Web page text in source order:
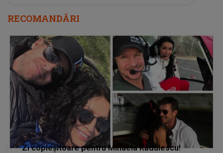
RECOMANDĂRI
Zi copleșitoare pentru Mihaela Rădulescu!